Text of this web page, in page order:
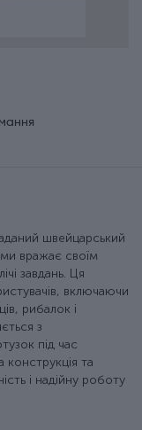
швейцарський
вражає своїм
завдань. Ця
включаючи
рибалок і
з
під час
конструкція та
і надійну роботу